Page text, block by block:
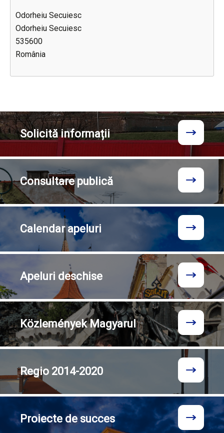
Odorheiu Secuiesc
Odorheiu Secuiesc
535600
România
Solicităinformații
Consultarepublică
Calendarapeluri
Apeluri deschise
KözleményekMagyarul
Regio 2014-2020
Proiecte de succes